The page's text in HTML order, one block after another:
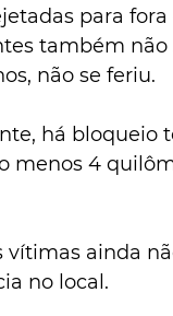
para
também
não se feriu.
há bloqueio
menos 4
vítimas ainda
no local.